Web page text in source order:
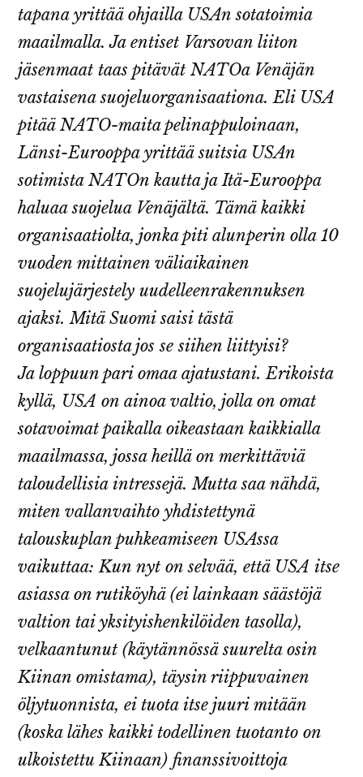
tapana yrittää ohjailla USAn sotatoimia
maailmalla. Ja entiset Varsovan liiton
jäsenmaat taas pitävät NATOa Venäjän
vastaisena suojeluorganisaationa. Eli USA
pitää NATO-maita pelinappuloinaan,
Länsi-Eurooppa yrittää suitsia USAn
sotimista NATOn kautta ja Itä-Eurooppa
haluaa suojelua Venäjältä. Tämä kaikki
organisaatiolta, jonka piti alunperin olla 10
vuoden mittainen väliaikainen
suojelujärjestely uudelleenrakennuksen
ajaksi. Mitä Suomi saisi tästä
organisaatiosta jos se siihen liittyisi?
Ja loppuun pari omaa ajatustani. Erikoista
kyllä, USA on ainoa valtio, jolla on omat
sotavoimat paikalla oikeastaan kaikkialla
maailmassa, jossa heillä on merkittäviä
taloudellisia intressejä. Mutta saa nähdä,
miten vallanvaihto yhdistettynä
talouskuplan puhkeamiseen USAssa
vaikuttaa: Kun nyt on selvää, että USA itse
asiassa on rutiköyhä (ei lainkaan säästöjä
valtion tai yksityishenkilöiden tasolla),
velkaantunut (käytännössä suurelta osin
Kiinan omistama), täysin riippuvainen
öljytuonnista, ei tuota itse juuri mitään
(koska lähes kaikki todellinen tuotanto on
ulkoistettu Kiinaan) finanssivoittoja